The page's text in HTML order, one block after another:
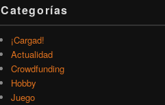
Categorías
¡Cargad!
Actualidad
Crowdfunding
Hobby
Juego